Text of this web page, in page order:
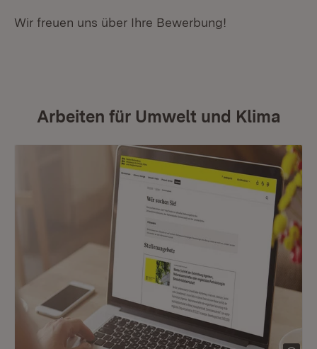
Wir freuen uns über Ihre Bewerbung!
Arbeiten für Umwelt und Klima